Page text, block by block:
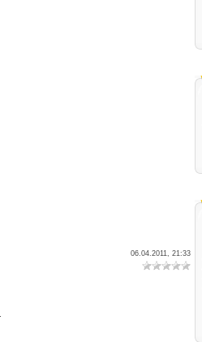
06.04.2011, 21:33